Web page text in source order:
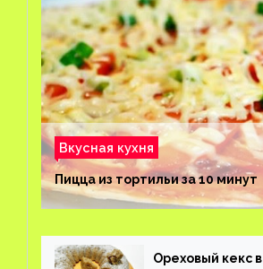
Вкусная кухня
Пицца из тортильи за 10 минут
Ореховый кекс в